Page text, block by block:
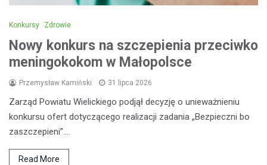
Konkursy Zdrowie
Nowy konkurs na szczepienia przeciwko
meningokokom w Małopolsce
Przemysław Kamiński 31 lipca 2026
Zarząd Powiatu Wielickiego podjął decyzję o unieważnieniu
konkursu ofert dotyczącego realizacji zadania „Bezpieczni bo
zaszczepieni”.…
Read More